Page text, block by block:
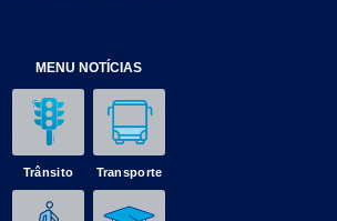
MENU NOTÍCIAS
Trânsito Transporte